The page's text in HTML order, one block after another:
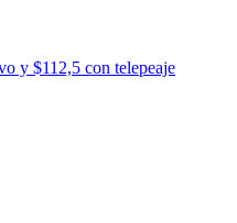
y $112,5 con telepeaje